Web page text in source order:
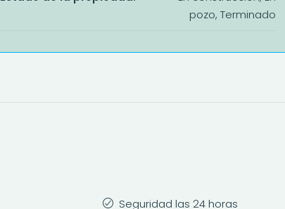
pozo, Terminado
Seguridad las 24 horas